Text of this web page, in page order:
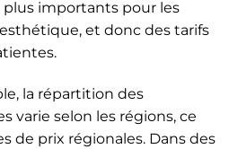
plus importants pour les
et donc des tarifs
la répartition des
varie selon les régions, ce
de prix régionales. Dans des